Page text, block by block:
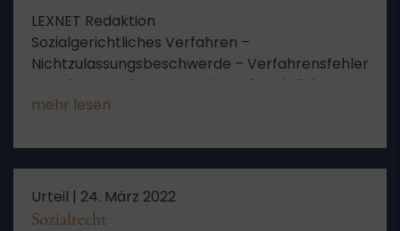
LEXNET Redaktion
Sozialgerichtliches Verfahren –
Nichtzulassungsbeschwerde – Verfahrensfehler
– Verletzung des Anspruchs auf rechtliches
Gehör bei unterbliebener Entscheidung über
Terminsverlegung bzw bei nicht
ordnungsgemäßer Benachrichtigung des
Antragstellers über die Ablehnung der
Terminsverlegung
mehr lesen
Urteil | 24. März 2022
Sozialrecht